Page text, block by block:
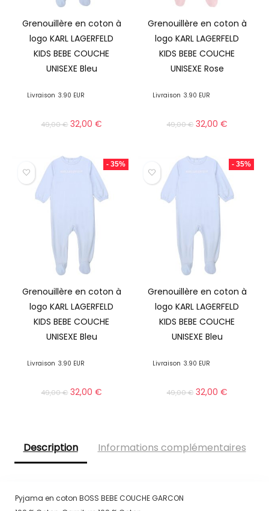
Grenouillère en coton à
logo KARL LAGERFELD
KIDS BEBE COUCHE
UNISEXE Bleu
Livraison 3.90 EUR
49,00€ 32,00€
Grenouillère en coton à
logo KARL LAGERFELD
KIDS BEBE COUCHE
UNISEXE Rose
Livraison 3.90 EUR
49,00€ 32,00€
- 35%
Grenouillère en coton à
logo KARL LAGERFELD
KIDS BEBE COUCHE
UNISEXE Bleu
Livraison 3.90 EUR
49,00€ 32,00€
- 35%
Grenouillère en coton à
logo KARL LAGERFELD
KIDS BEBE COUCHE
UNISEXE Bleu
Livraison 3.90 EUR
49,00€ 32,00€
Description Informations complémentaires
Pyjama en coton BOSS BEBE COUCHE GARCON